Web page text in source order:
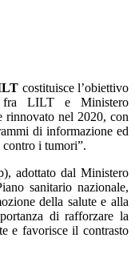
costituisce l’obiettivo
fra LILT e Ministero
rinnovato nel 2020, con
di informazione ed
contro i tumori”.
adottato dal Ministero
sanitario nazionale,
della salute e alla
di rafforzare la
e favorisce il contrasto